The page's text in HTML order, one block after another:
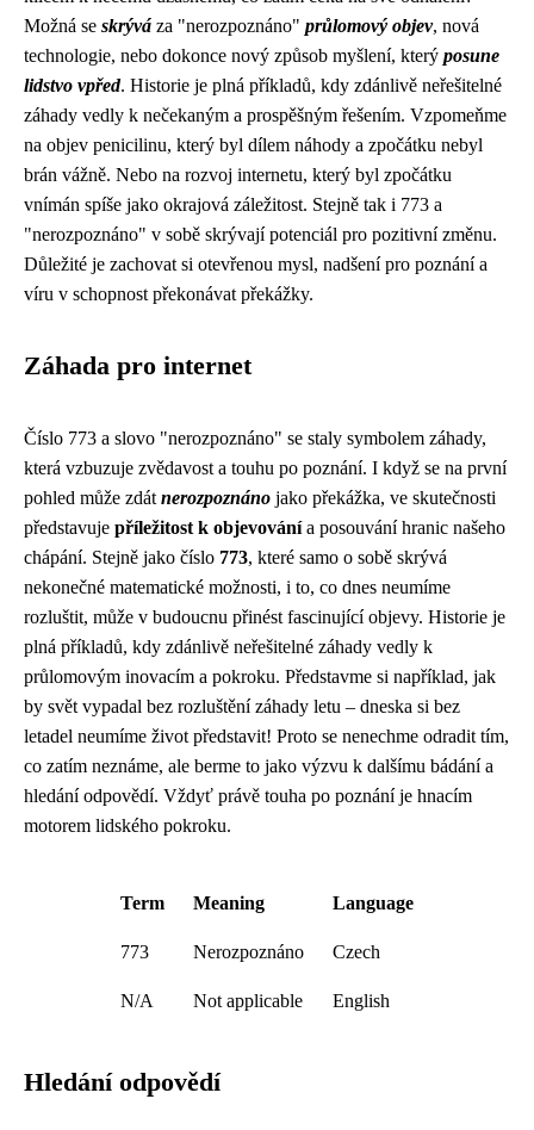
Možná se skrývá za "nerozpoznáno" průlomový objev, nová
technologie, nebo dokonce nový způsob myšlení, který posune
lidstvo vpřed. Historie je plná příkladů, kdy zdánlivě neřešitelné
záhady vedly k nečekaným a prospěšným řešením. Vzpomeňme
na objev penicilinu, který byl dílem náhody a zpočátku nebyl
brán vážně. Nebo na rozvoj internetu, který byl zpočátku
vnímán spíše jako okrajová záležitost. Stejně tak i 773 a
"nerozpoznáno" v sobě skrývají potenciál pro pozitivní změnu.
Důležité je zachovat si otevřenou mysl, nadšení pro poznání a
víru v schopnost překonávat překážky.
Záhada pro internet
Číslo 773 a slovo "nerozpoznáno" se staly symbolem záhady,
která vzbuzuje zvědavost a touhu po poznání. I když se na první
pohled může zdát nerozpoznáno jako překážka, ve skutečnosti
představuje příležitost k objevovánía posouvání hranic našeho
chápání. Stejně jako číslo 773, které samo o sobě skrývá
nekonečné matematické možnosti, i to, co dnes neumíme
rozluštit, může v budoucnu přinést fascinující objevy. Historie je
plná příkladů, kdy zdánlivě neřešitelné záhady vedly k
průlomovým inovacím a pokroku. Představme si například, jak
by svět vypadal bez rozluštění záhady letu – dneska si bez
letadel neumíme život představit! Proto se nenechme odradit tím,
co zatím neznáme, ale berme to jako výzvu k dalšímu bádání a
hledání odpovědí. Vždyť právě touha po poznání je hnacím
motorem lidského pokroku.
Term Meaning Language
773 Nerozpoznáno Czech
N/A Not applicable English
Hledání odpovědí